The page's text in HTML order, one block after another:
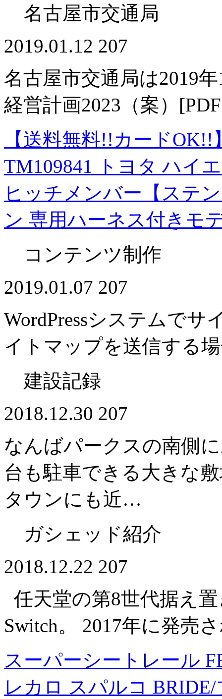
名古屋市交通局
2019.01.12 207
名古屋市交通局は2019
経営計画2023（案）
【送料無料!!カード
TM109841 トヨタ ハイ
ヒッチメンバー【ステ
ン 専用ハーネス付きモ
コンテンツ制作
2019.01.07 207
WordPressシステムでサ
イトマップを送信する
建設記録
2018.12.30 207
なんばパークスの南側
台も駐車できる大きな
タウンにも近…
ガシェッド紹介
2018.12.22 207
任天堂の第8世代据え
Switch。 2017年に発売
スーパーシートレール
レカロ スパルコ